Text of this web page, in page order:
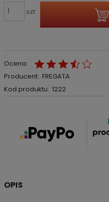
szt
Ocena:
Producent: FREGATA
Kod produktu: 1222
OPIS